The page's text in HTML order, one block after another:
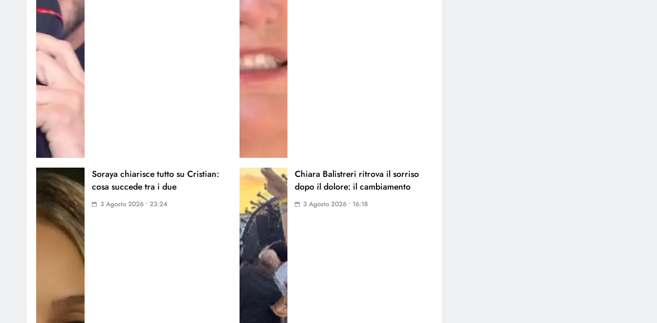
Soraya chiarisce tutto su Cristian:
cosa succede tra i due
3 Agosto 2026 • 23:24
Chiara Balistreri ritrova il sorriso
dopo il dolore: il cambiamento
3 Agosto 2026 • 16:18